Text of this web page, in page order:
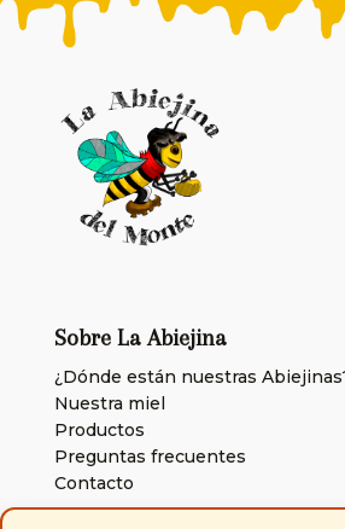
Sobre La Abiejina
¿Dónde están nuestras
Nuestra miel
Productos
Preguntas frecuentes
Contacto